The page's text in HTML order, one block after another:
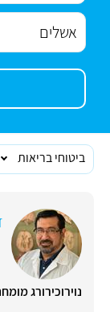
ביטוחי בריאות
נוירוכירורג